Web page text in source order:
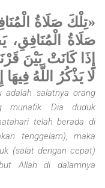
«تِلْكَ صَلَاةُ
صَلَاةُ
إِذَا كَانَتْ بَيْنَ
لَا يَذْكُرُ اللَّهُ فِيهَا
salatnya orang
munafik. Dia duduk
telah berada di
tenggelam), maka
(salat dengan cepat)
Allah di dalamnya